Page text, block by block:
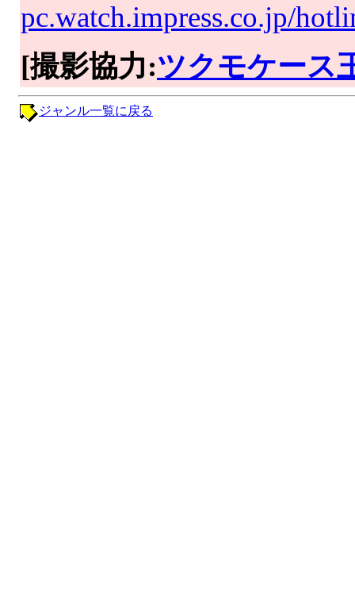
pc.watch.impress.co.jp/
[撮影協力:ツクモケース
ジャンル一覧に戻る